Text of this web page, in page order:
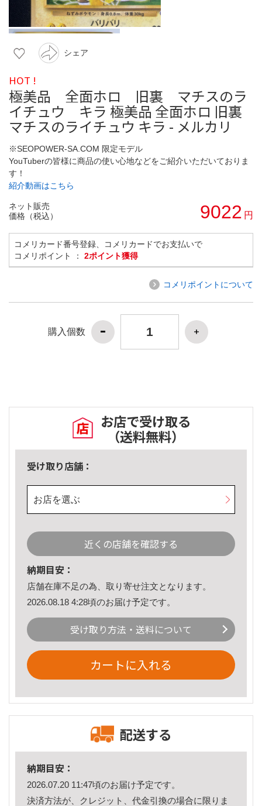
シェア
HOT !
極美品 全面ホロ 旧裏 マチスのラ
イチュウ キラ 極美品 全面ホロ 旧裏
マチスのライチュウ キラ - メルカリ
※SEOPOWER-SA.COM 限定モデル
YouTuberの皆様に商品の使い心地などをご紹介いただいておりま
す！
紹介動画はこちら
ネット販売
価格（税込）
9022 円
コメリカード番号登録、コメリカードでお支払いで
コメリポイント ： 2ポイント獲得
コメリポイントについて
購入個数
お店で受け取る
（送料無料）
受け取り店舗：
お店を選ぶ
近くの店舗を確認する
納期目安：
店舗在庫不足の為、取り寄せ注文となります。
2026.08.18 4:28頃のお届け予定です。
受け取り方法・送料について
カートに入れる
配送する
納期目安：
2026.07.20 11:47頃のお届け予定です。
決済方法が、クレジット、代金引換の場合に限りま